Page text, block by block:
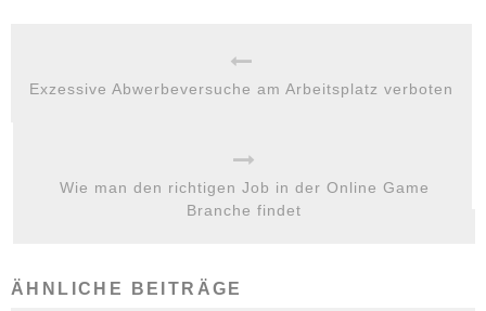
Exzessive Abwerbeversuche am Arbeitsplatz verboten
Wie man den richtigen Job in der Online Game
Branche findet
ÄHNLICHE BEITRÄGE